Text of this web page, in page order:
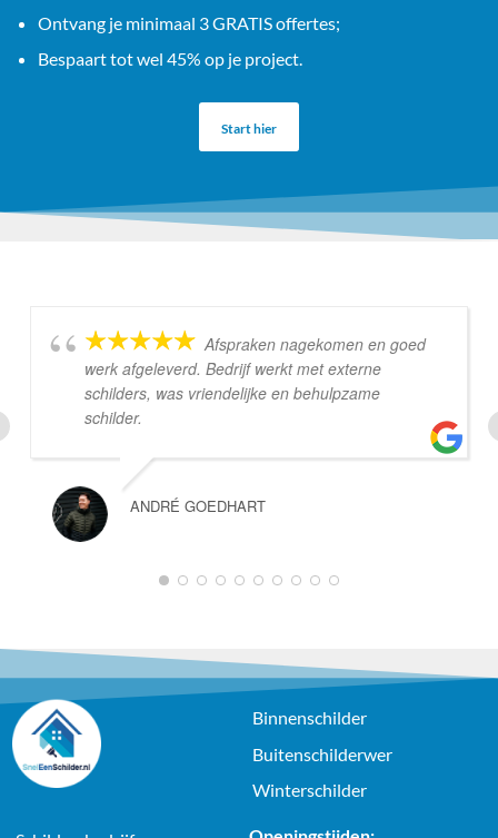
Ontvang je minimaal 3 GRATIS offertes;
Bespaart tot wel 45% op je project.
Start hier
Afspraken nagekomen en goed
werk afgeleverd. Bedrijf werkt met externe
schilders, was vriendelijke en behulpzame
schilder.
ANDRÉ GOEDHART
1 2 3 4 5 6 7 8 9 10
Binnenschilder
Buitenschilderwer
Winterschilder